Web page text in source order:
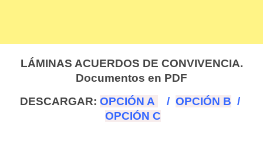
LÁMINAS ACUERDOS DE CONVIVENCIA.
Documentos en PDF
DESCARGAR: OPCIÓN A / OPCIÓN B /
OPCIÓN C